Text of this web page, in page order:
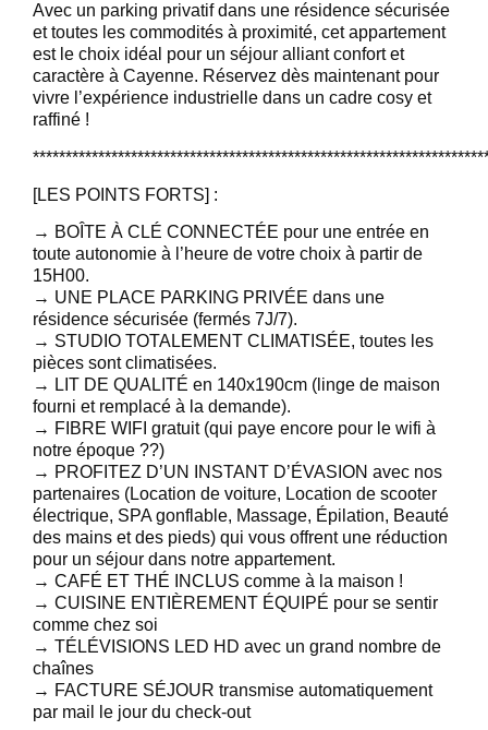
Avec un parking privatif dans une résidence sécurisée
et toutes les commodités à proximité, cet appartement
est le choix idéal pour un séjour alliant confort et
caractère à Cayenne. Réservez dès maintenant pour
vivre l’expérience industrielle dans un cadre cosy et
raffiné !
[LES POINTS FORTS] :
→ BOÎTE À CLÉ CONNECTÉE pour une entrée en
toute autonomie à l’heure de votre choix à partir de
15H00.
→ UNE PLACE PARKING PRIVÉE dans une
résidence sécurisée (fermés 7J/7).
→ STUDIO TOTALEMENT CLIMATISÉE, toutes les
pièces sont climatisées.
→ LIT DE QUALITÉ en 140x190cm (linge de maison
fourni et remplacé à la demande).
→ FIBRE WIFI gratuit (qui paye encore pour le wifi à
notre époque ??)
→ PROFITEZ D’UN INSTANT D’ÉVASION avec nos
partenaires (Location de voiture, Location de scooter
électrique, SPA gonflable, Massage, Épilation, Beauté
des mains et des pieds) qui vous offrent une réduction
pour un séjour dans notre appartement.
→ CAFÉ ET THÉ INCLUS comme à la maison !
→ CUISINE ENTIÈREMENT ÉQUIPÉ pour se sentir
comme chez soi
→ TÉLÉVISIONS LED HD avec un grand nombre de
chaînes
→ FACTURE SÉJOUR transmise automatiquement
par mail le jour du check-out